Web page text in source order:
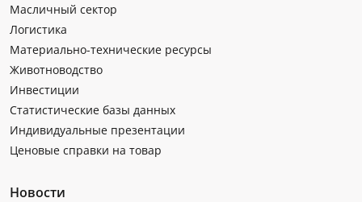
Масличный сектор
Логистика
Материально-технические ресурсы
Животноводство
Инвестиции
Статистические базы данных
Индивидуальные презентации
Ценовые справки на товар
Новости